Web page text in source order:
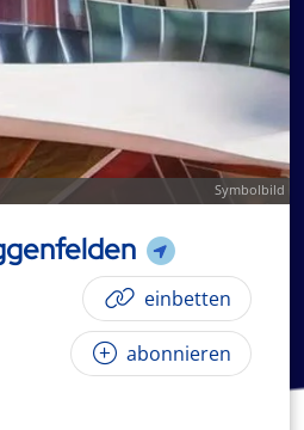
Symbolbild
einbetten
abonnieren